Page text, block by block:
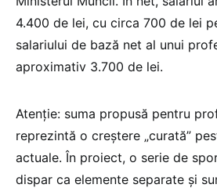
4.400 de lei, cu circa 700 de lei
salariului de bază net al unui
aproximativ 3.700 de lei.
Atenție: suma propusă pentru
reprezintă o creștere „curată”
actuale. În proiect, o serie de
dispar ca elemente separate și